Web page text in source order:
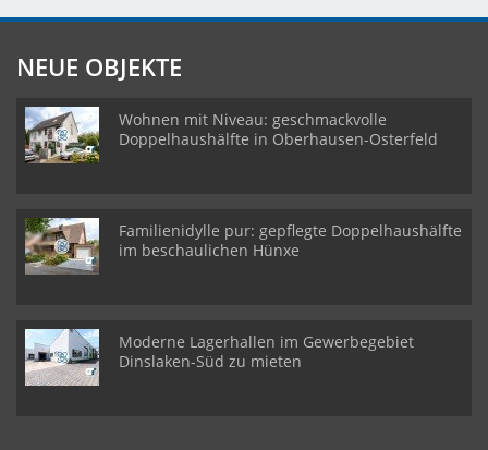
NEUE OBJEKTE
Wohnen mit Niveau: geschmackvolle
Doppelhaushälfte in Oberhausen-Osterfeld
Familienidylle pur: gepflegte Doppelhaushälfte
im beschaulichen Hünxe
Moderne Lagerhallen im Gewerbegebiet
Dinslaken-Süd zu mieten